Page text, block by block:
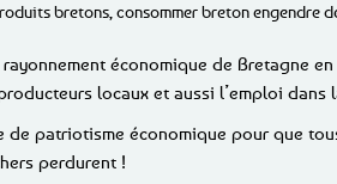
bretons, consommer breton engendre
rayonnement économique de Bretagne
locaux et aussi l’emploi dans
de patriotisme économique pour que
perdurent !